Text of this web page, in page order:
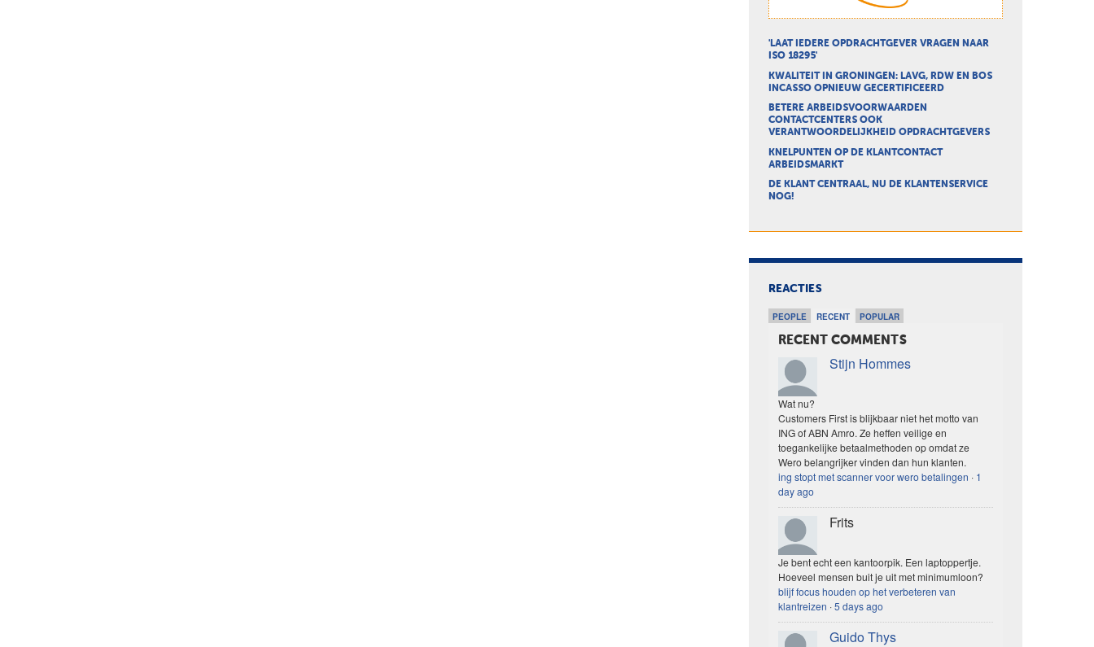
'LAAT IEDERE OPDRACHTGEVER VRAGEN NAAR
ISO 18295'
KWALITEIT IN GRONINGEN: LAVG, RDW EN BOS
INCASSO OPNIEUW GECERTIFICEERD
BETERE ARBEIDSVOORWAARDEN
CONTACTCENTERS OOK
VERANTWOORDELIJKHEID OPDRACHTGEVERS
KNELPUNTEN OP DE KLANTCONTACT
ARBEIDSMARKT
DE KLANT CENTRAAL, NU DE KLANTENSERVICE
NOG!
REACTIES
PEOPLE RECENT POPULAR
RECENT COMMENTS
Stijn Hommes
Wat nu?
Customers First is blijkbaar niet het motto van
ING of ABN Amro. Ze heffen veilige en
toegankelijke betaalmethoden op omdat ze
Wero belangrijker vinden dan hun klanten.
ing stopt met scanner voor wero betalingen · 1
day ago
Frits
Je bent echt een kantoorpik. Een laptoppertje.
Hoeveel mensen buit je uit met minimumloon?
blijf focus houden op het verbeteren van
klantreizen ·5 days ago
Guido Thys